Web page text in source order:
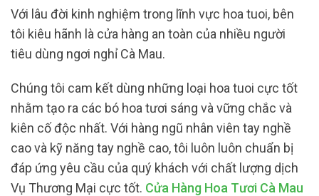
Với lâu đời kinh nghiệm trong lĩnh vực hoa tuoi, bên
tôi kiêu hãnh là cửa hàng an toàn của nhiều người
tiêu dùng ngơi nghỉ Cà Mau.
Chúng tôi cam kết dùng những loại hoa tuoi cực tốt
nhằm tạo ra các bó hoa tươi sáng và vững chắc và
kiên cố độc nhất. Với hàng ngũ nhân viên tay nghề
cao và kỹ năng tay nghề cao, tôi luôn luôn chuẩn bị
đáp ứng yêu cầu của quý khách với chất lượng dịch
Vụ Thương Mại cực tốt. Cửa Hàng Hoa Tươi Cà Mau